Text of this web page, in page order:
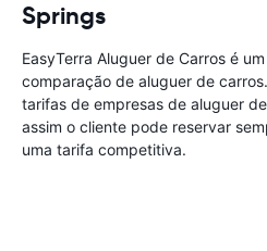
Springs
EasyTerra Aluguer de Carros é
comparação de aluguer de
tarifas de empresas de aluguer
assim o cliente pode reservar
uma tarifa competitiva.